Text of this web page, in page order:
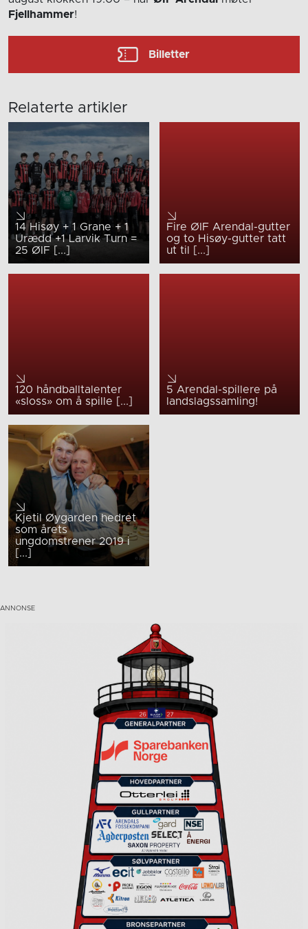
Fjellhammer!
Billetter
Relaterte artikler
14 Hisøy + 1 Grane + 1
Urædd +1 Larvik Turn =
25 ØIF [...]
Fire ØIF Arendal-gutter
og to Hisøy-gutter tatt
ut til [...]
120 håndballtalenter
«sloss» om å spille [...]
5 Arendal-spillere på
landslagssamling!
Kjetil Øygarden hedret
som årets
ungdomstrener 2019 i
[...]